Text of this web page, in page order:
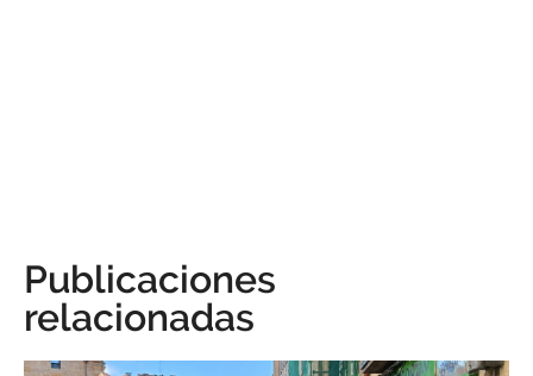
Publicaciones
relacionadas